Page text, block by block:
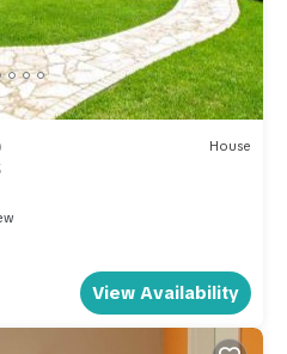
House
View Availability